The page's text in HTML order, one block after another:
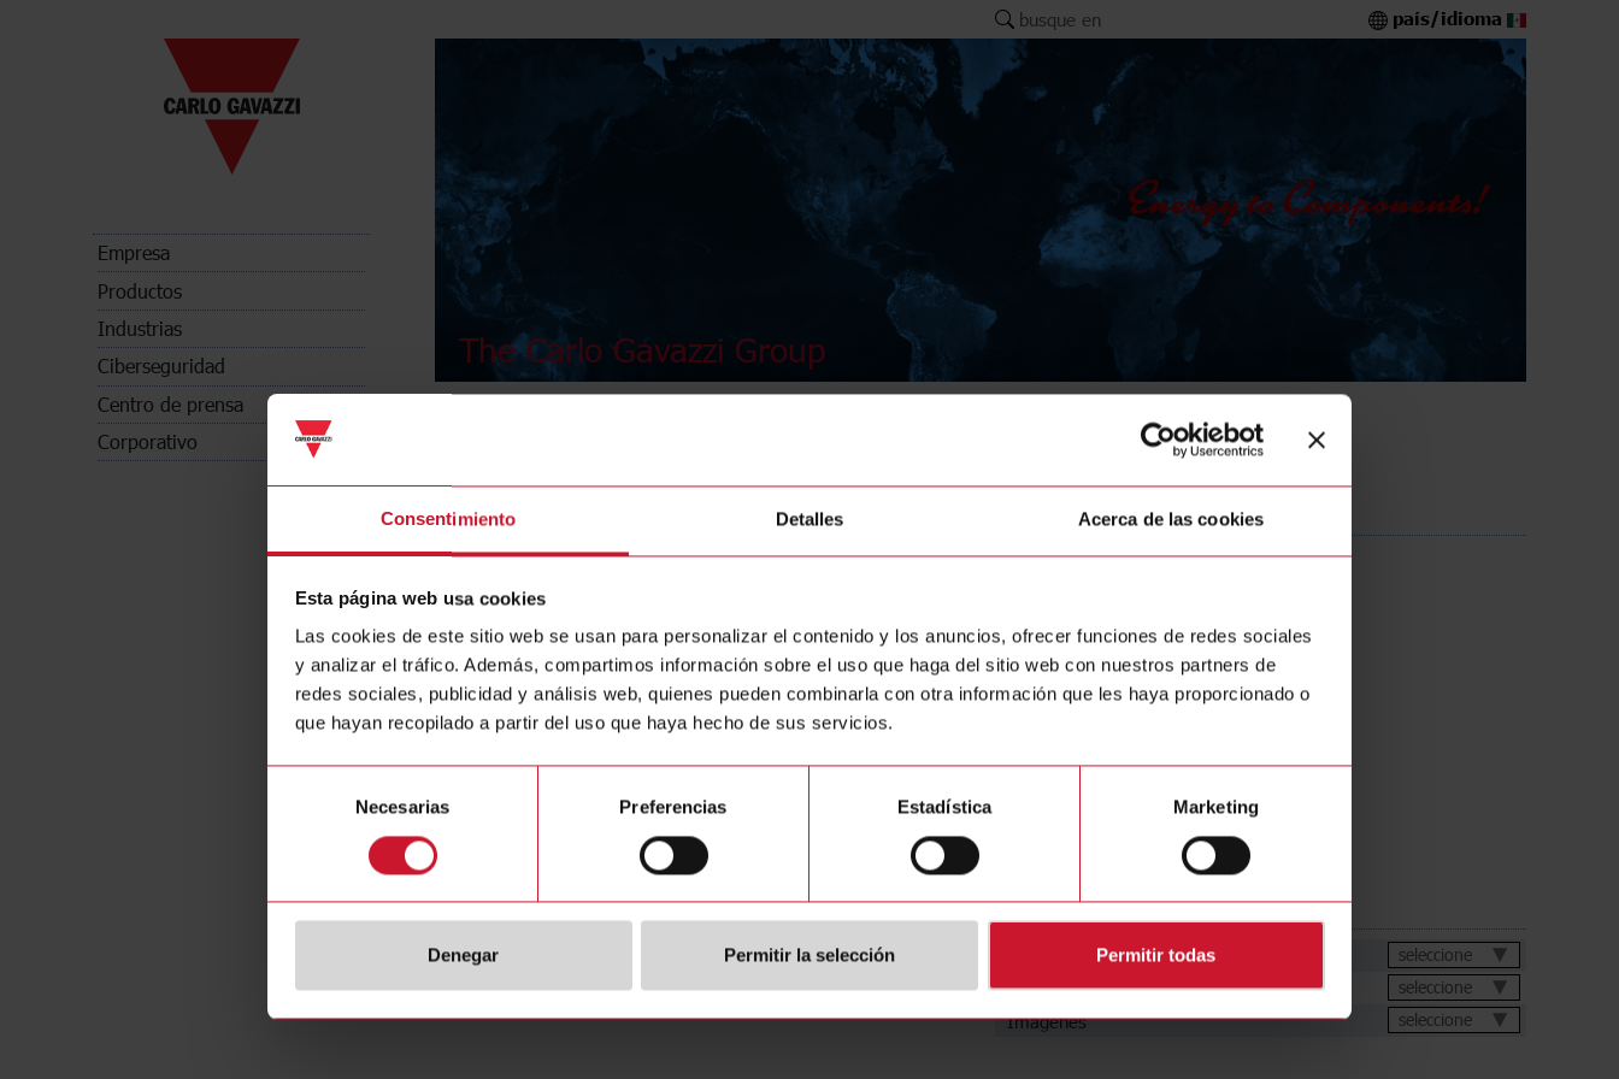
Consentimiento Detalles Acerca de las cookies
Esta página web usa cookies
Las cookies de este sitio web se usan para personalizar el contenido y los anuncios, ofrecer funciones de redes sociales
y analizar el tráfico. Además, compartimos información sobre el uso que haga del sitio web con nuestros partners de
redes sociales, publicidad y análisis web, quienes pueden combinarla con otra información que les haya proporcionado o
que hayan recopilado a partir del uso que haya hecho de sus servicios.
consentimiento
Necesarias Preferencias Estadística Marketing
Denegar Permitir la selección Permitir todas
Empresa
Productos
Industrias
Ciberseguridad
Centro de prensa
Corporativo
busque en país/idioma
The Carlo Gavazzi Group
Comprar
BH4-RE16A8-230
Relay Module 2X4X16 A Output
Especificaciones
E-Number (NO)
4540523
E-Number (SE)
1701537
Descargas
Ficha de datos seleccione
Manuales seleccione
Imágenes seleccione